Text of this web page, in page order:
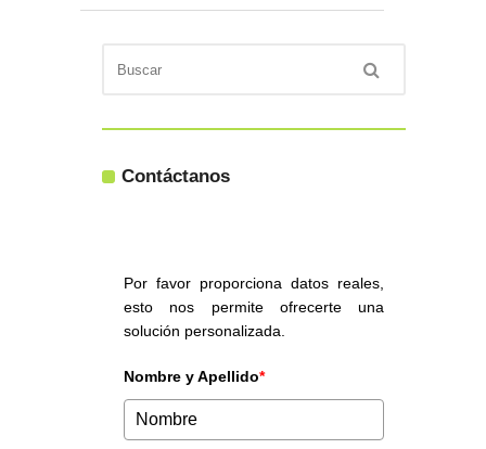
Contáctanos
Por favor proporciona datos reales,
esto nos permite ofrecerte una
solución personalizada.
Nombre y Apellido*